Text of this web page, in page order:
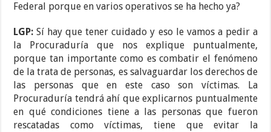
Federal porque en varios operativos se ha hecho ya?
LGP:Sí hay que tener cuidado y eso le vamos a pedir a
la Procuraduría que nos explique puntualmente,
porque tan importante como es combatir el fenómeno
de la trata de personas, es salvaguardar los derechos de
las personas que en este caso son víctimas. La
Procuraduría tendrá ahí que explicarnos puntualmente
en qué condiciones tiene a las personas que fueron
rescatadas como víctimas, tiene que evitar la